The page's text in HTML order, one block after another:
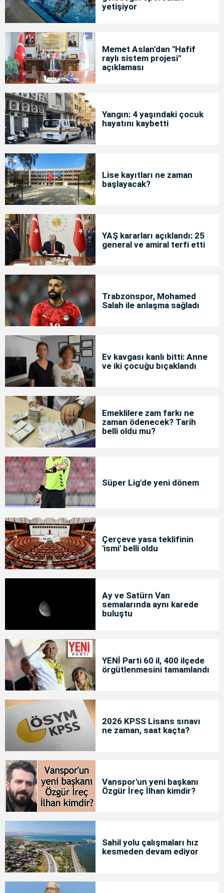
yetişiyor
Memet Aslan'dan "Hafif
raylı sistem projesi"
açıklaması
Yangın: 4 yaşındaki çocuk
hayatını kaybetti
Lise kayıtları ne zaman
başlayacak?
YAŞ kararları açıklandı: 25
general ve amiral terfi etti
Trabzonspor, Mohamed
Salah ile anlaşma sağladı
Ev kavgası kanlı bitti: Anne
ve iki çocuğu bıçaklandı
Emeklilere zam farkı ne
zaman ödenecek? Tarih
belli oldu mu?
Süper Lig'de yeni dönem
Çerçeve yasa teklifinin
'ismi' belli oldu
Ay ve Satürn Van
semalarında aynı karede
buluştu
YENİ Parti 60 il, 400 ilçede
örgütlenmesini tamamlandı
2026 KPSS Lisans sınavı
ne zaman, saat kaçta?
Vanspor'un yeni başkanı
Özgür İreç İlhan kimdir?
Sahil yolu çalışmaları hız
kesmeden devam ediyor